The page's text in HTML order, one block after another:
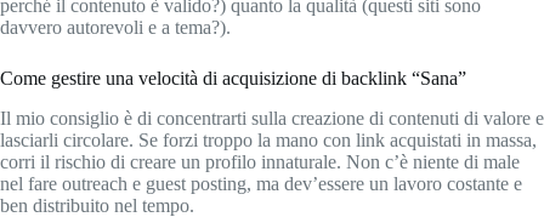
perché il contenuto è valido?) quanto la qualità (questi siti sono
davvero autorevoli e a tema?).
Come gestire una velocità di acquisizione di backlink “Sana”
Il mio consiglio è di concentrarti sulla creazione di contenuti di valore e
lasciarli circolare. Se forzi troppo la mano con link acquistati in massa,
corri il rischio di creare un profilo innaturale. Non c’è niente di male
nel fare outreach e guest posting, ma dev’essere un lavoro costante e
ben distribuito nel tempo.